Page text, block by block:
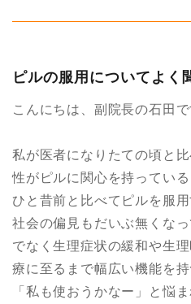
ピルの服用についてよく
こんにちは、副院長の石田で
私が医者になりたての頃と
性がピルに関心を持ってい
ひと昔前と比べてピルを服
社会の偏見もだいぶ無くな
でなく生理症状の緩和や生
療に至るまで幅広い機能を
「私も使おうかなー」と悩